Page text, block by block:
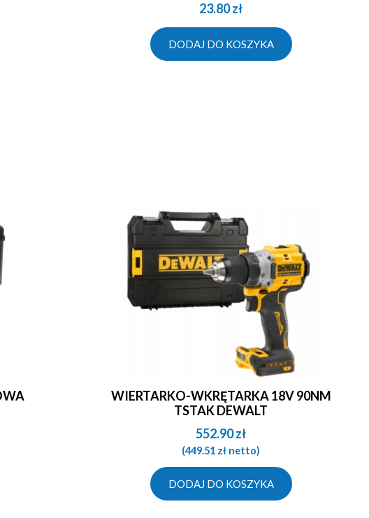
23.80zł
DODAJ DO KOSZYKA
WIERTARKO-WKRĘTARKA 18V 90NM
TSTAK DEWALT
552.90zł
(449.51 zł netto)
DODAJ DO KOSZYKA